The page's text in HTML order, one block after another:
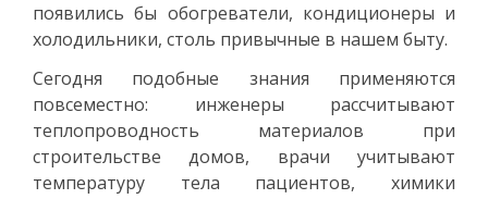
появились бы обогреватели, кондиционеры и
холодильники, столь привычные в нашем быту.
Сегодня подобные знания применяются
повсеместно: инженеры рассчитывают
теплопроводность материалов при
строительстве домов, врачи учитывают
температуру тела пациентов, химики